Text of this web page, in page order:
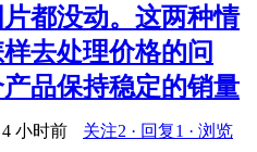
都没动。这两种情
去处理价格的问
品保持稳定的销量
4 小时前
关注2 · 回复1 · 浏览